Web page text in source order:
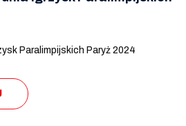
Paralimpijskich Paryż 2024